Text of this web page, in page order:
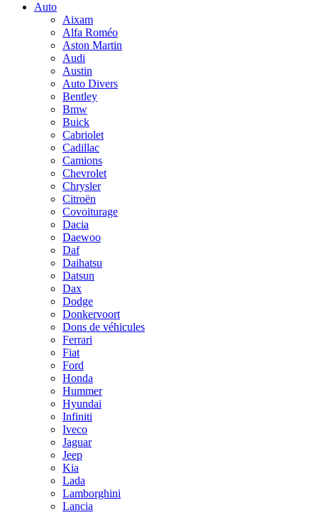
Auto
Aixam
Alfa Roméo
Aston Martin
Audi
Austin
Auto Divers
Bentley
Bmw
Buick
Cabriolet
Cadillac
Camions
Chevrolet
Chrysler
Citroën
Covoiturage
Dacia
Daewoo
Daf
Daihatsu
Datsun
Dax
Dodge
Donkervoort
Dons de véhicules
Ferrari
Fiat
Ford
Honda
Hummer
Hyundai
Infiniti
Iveco
Jaguar
Jeep
Kia
Lada
Lamborghini
Lancia